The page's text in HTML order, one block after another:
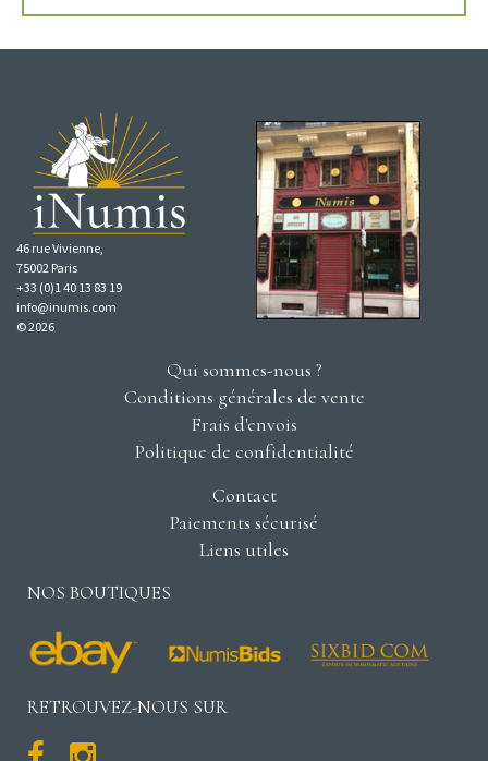
46 rue Vivienne,
75002 Paris
+33 (0)1 40 13 83 19
info@inumis.com
© 2026
Qui sommes-nous ?
Conditions générales de vente
Frais d'envois
Politique de confidentialité
Contact
Paiements sécurisé
Liens utiles
NOS BOUTIQUES
RETROUVEZ-NOUS SUR